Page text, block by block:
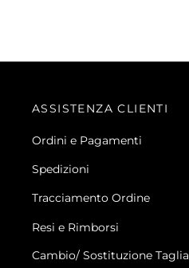
ASSISTENZA CLIENTI
Ordini e Pagamenti
Spedizioni
Tracciamento Ordine
Resi e Rimborsi
Cambio/ Sostituzione Taglia